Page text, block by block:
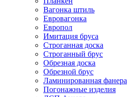
Вагонка штиль
Евровагонка
Европол
Имитация бруса
Строганная доска
Строганный брус
Обрезная доска
Обрезной брус
Ламинированная фанера
Погонажные изделия